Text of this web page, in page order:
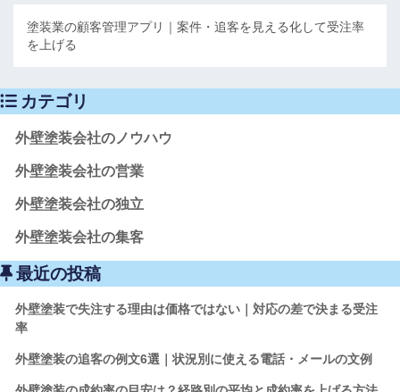
塗装業の顧客管理アプリ｜案件・追客を見える化して受注率
を上げる
カテゴリ
外壁塗装会社のノウハウ
外壁塗装会社の営業
外壁塗装会社の独立
外壁塗装会社の集客
最近の投稿
外壁塗装で失注する理由は価格ではない｜対応の差で決まる受注
率
外壁塗装の追客の例文6選｜状況別に使える電話・メールの文例